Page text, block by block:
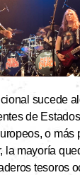
sucede
de
o
la mayoría
tesoros